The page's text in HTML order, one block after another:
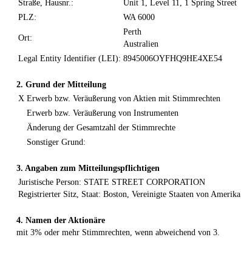
Straße, Hausnr.:
Unit 1, Level 11, 1 Spring Street
PLZ:
WA 6000
Ort:
Perth
Australien
Legal Entity Identifier (LEI): 8945006OYFHQ9HE4XE54
2. Grund der Mitteilung
X Erwerb bzw. Veräußerung von Aktien mit Stimmrechten
Erwerb bzw. Veräußerung von Instrumenten
Änderung der Gesamtzahl der Stimmrechte
Sonstiger Grund:
3. Angaben zum Mitteilungspflichtigen
Juristische Person: STATE STREET CORPORATION
Registrierter Sitz, Staat: Boston, Vereinigte Staaten von Amerika
4. Namen der Aktionäre
mit 3% oder mehr Stimmrechten, wenn abweichend von 3.